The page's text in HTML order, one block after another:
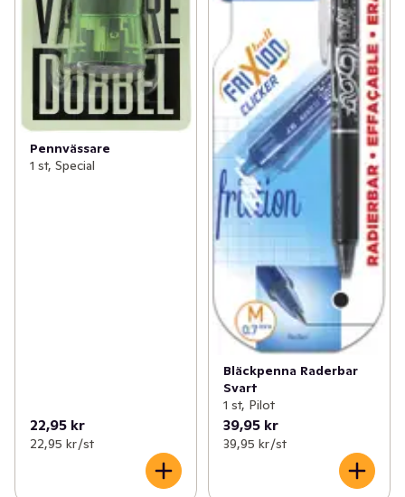
Pennvässare
1 st, Special
22,95 kr
22,95 kr /st
Bläckpenna Raderbar
Svart
1 st, Pilot
39,95 kr
39,95 kr /st